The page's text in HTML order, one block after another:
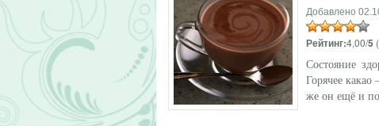
Добавлено
Рейтинг:4,00/5
Состояние
Горячее
же он ещё и